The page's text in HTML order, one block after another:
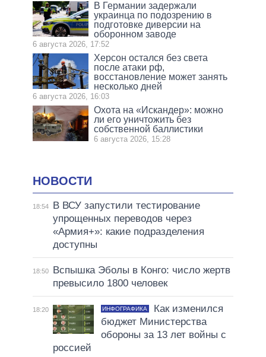
В Германии задержали
украинца по подозрению в
подготовке диверсии на
оборонном заводе
6 августа 2026, 17:52
Херсон остался без света
после атаки рф,
восстановление может занять
несколько дней
6 августа 2026, 16:03
Охота на «Искандер»: можно
ли его уничтожить без
собственной баллистики
6 августа 2026, 15:28
НОВОСТИ
18:54
В ВСУ запустили тестирование
упрощенных переводов через
«Армия+»: какие подразделения
доступны
18:50
Вспышка Эболы в Конго: число жертв
превысило 1800 человек
18:20 ИНФОГРАФИКА
Как изменился
бюджет Министерства
обороны за 13 лет войны с
россией